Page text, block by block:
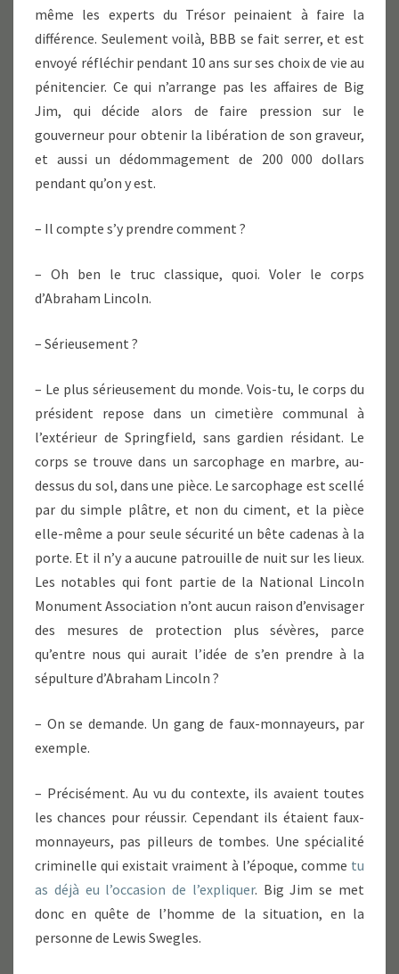
même les experts du Trésor peinaient à faire la
différence. Seulement voilà, BBB se fait serrer, et est
envoyé réfléchir pendant 10 ans sur ses choix de vie au
pénitencier. Ce qui n’arrange pas les affaires de Big
Jim, qui décide alors de faire pression sur le
gouverneur pour obtenir la libération de son graveur,
et aussi un dédommagement de 200 000 dollars
pendant qu’on y est.
– Il compte s’y prendre comment ?
– Oh ben le truc classique, quoi. Voler le corps
d’Abraham Lincoln.
– Sérieusement ?
– Le plus sérieusement du monde. Vois-tu, le corps du
président repose dans un cimetière communal à
l’extérieur de Springfield, sans gardien résidant. Le
corps se trouve dans un sarcophage en marbre, au-
dessus du sol, dans une pièce. Le sarcophage est scellé
par du simple plâtre, et non du ciment, et la pièce
elle-même a pour seule sécurité un bête cadenas à la
porte. Et il n’y a aucune patrouille de nuit sur les lieux.
Les notables qui font partie de la National Lincoln
Monument Association n’ont aucun raison d’envisager
des mesures de protection plus sévères, parce
qu’entre nous qui aurait l’idée de s’en prendre à la
sépulture d’Abraham Lincoln ?
– On se demande. Un gang de faux-monnayeurs, par
exemple.
– Précisément. Au vu du contexte, ils avaient toutes
les chances pour réussir. Cependant ils étaient faux-
monnayeurs, pas pilleurs de tombes. Une spécialité
criminelle qui existait vraiment à l’époque, comme tu
as déjà eu l’occasion de l’expliquer. Big Jim se met
donc en quête de l’homme de la situation, en la
personne de Lewis Swegles.